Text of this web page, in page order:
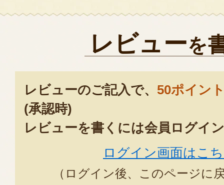
レビューを
レビューのご記入で、 50ポイン
(承認時)
レビューを書くには会員ログイ
ログイン画面はこ
（ログイン後、このページに